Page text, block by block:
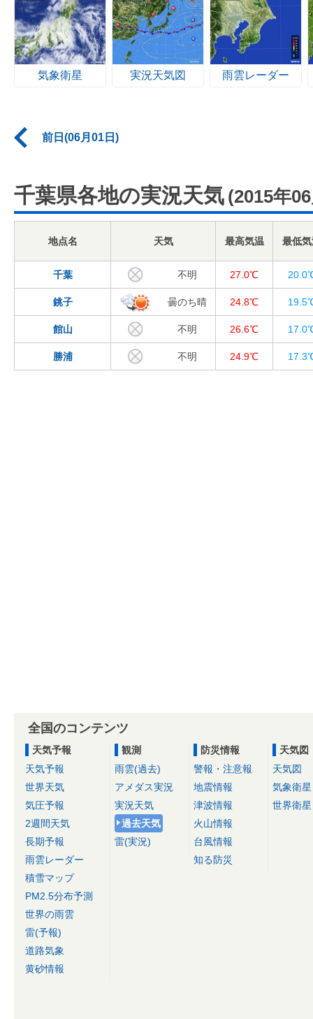
気象衛星 実況天気図 雨雲レーダー
前日(06月01日)
千葉県各地の実況天気 (2015年
地点名 天気 最高気温 最低
千葉 不明 27.0℃
銚子 曇のち晴 24.8℃
館山 不明 26.6℃
勝浦 不明 24.9℃
全国のコンテンツ
天気予報
天気予報
世界天気
気圧予報
2週間天気
長期予報
雨雲レーダー
積雪マップ
PM2.5分布予測
世界の雨雲
雷(予報)
道路気象
黄砂情報
観測
雨雲(過去)
アメダス実況
実況天気
過去天気
雷(実況)
防災情報
警報・注意報
地震情報
津波情報
火山情報
台風情報
知る防災
天気図
天気図
気象衛星
世界衛星